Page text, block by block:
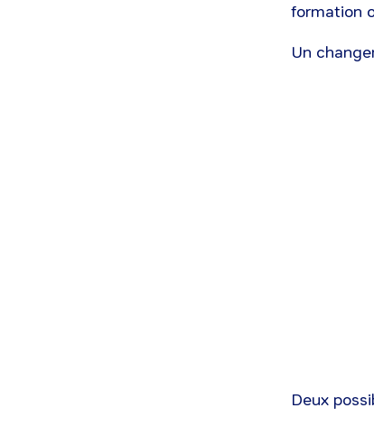
formation
Un
Deux